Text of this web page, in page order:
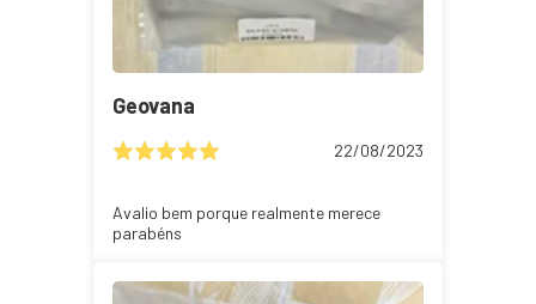
Geovana
22/08/2023
Avalio bem porque realmente merece
parabéns